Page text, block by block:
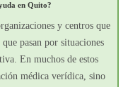
en Quito?
y centros que
pasan por situaciones
En muchos de estos
médica verídica, sino